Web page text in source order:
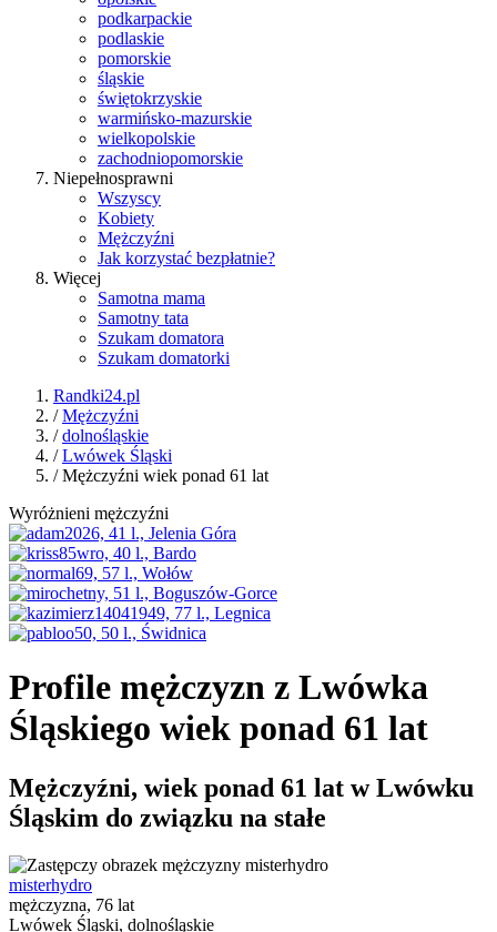
podkarpackie
podlaskie
pomorskie
śląskie
świętokrzyskie
warmińsko-mazurskie
wielkopolskie
zachodniopomorskie
Niepełnosprawni
Wszyscy
Kobiety
Mężczyźni
Jak korzystać bezpłatnie?
Więcej
Samotna mama
Samotny tata
Szukam domatora
Szukam domatorki
Randki24.pl
/Mężczyźni
/dolnośląskie
/Lwówek Śląski
/ Mężczyźni wiek ponad 61 lat
Wyróżnieni mężczyźni
Profile mężczyzn z Lwówka
Śląskiego wiek ponad 61 lat
Mężczyźni, wiek ponad 61 lat w Lwówku
Śląskim do związku na stałe
misterhydro
mężczyzna, 76 lat
Lwówek Śląski, dolnośląskie